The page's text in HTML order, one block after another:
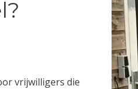
vrijwilligers die